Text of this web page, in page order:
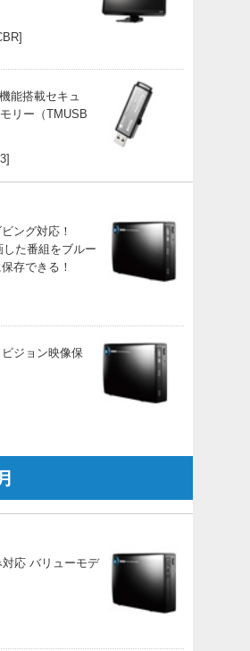
能搭載セキュ
リー（TMUSB
ング対応！
した番組をブルー
存できる！
ジョン映像保
応 バリューモデ